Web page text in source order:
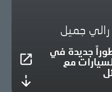
رالي جميل
جديدة في
مع